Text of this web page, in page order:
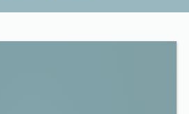
CO